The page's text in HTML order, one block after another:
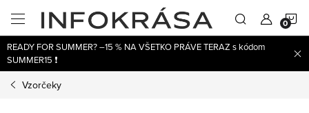
obsah
READY FOR SUMMER? –15 % NA VŠETKO PRÁVE TERAZ s kódom
SUMMER15 ❗
Vzorčeky